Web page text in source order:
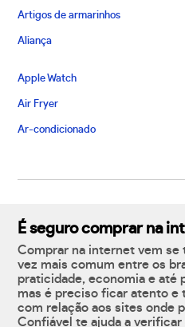
Artigos de armarinhos
Aliança
Apple Watch
Air Fryer
Ar-condicionado
É seguro comprar na
Comprar na internet vem se
vez mais comum entre os
praticidade, economia e até
mas é preciso ficar atento
com relação aos sites onde
Confiável te ajuda a